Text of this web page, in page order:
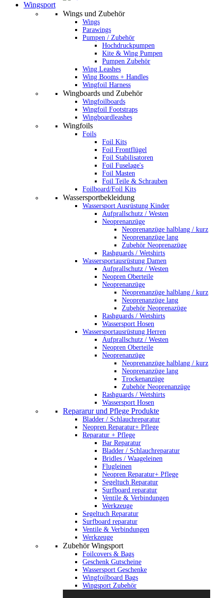
Wingsport
Wings und Zubehör
Wings
Parawings
Pumpen / Zubehör
Hochdruckpumpen
Kite & Wing Pumpen
Pumpen Zubehör
Wing Leashes
Wing Booms + Handles
Wingfoil Harness
Wingboards und Zubehör
Wingfoilboards
Wingfoil Footstraps
Wingboardleashes
Wingfoils
Foils
Foil Kits
Foil Frontflügel
Foil Stabilisatoren
Foil Fuselage's
Foil Masten
Foil Teile & Schrauben
Foilboard/Foil Kits
Wassersportbekleidung
Wassersport Ausrüstung Kinder
Aufprallschutz / Westen
Neoprenanzüge
Neoprenanzüge halblang / kurz
Neoprenanzüge lang
Zubehör Neoprenazüge
Rashguards / Wetshirts
Wassersportausrüstung Damen
Aufprallschutz / Westen
Neopren Oberteile
Neoprenanzüge
Neoprenanzüge halblang / kurz
Neoprenanzüge lang
Zubehör Neoprenazüge
Rashguards / Wetshirts
Wassersport Hosen
Wassersportausrüstung Herren
Aufprallschutz / Westen
Neopren Oberteile
Neoprenanzüge
Neoprenanzüge halblang / kurz
Neoprenanzüge lang
Trockenanzüge
Zubehör Neoprenanzüge
Rashguards / Wetshirts
Wassersport Hosen
Repararur und Pflege Produkte
Bladder / Schlauchreparatur
Neopren Reparatur+ Pflege
Reparatur + Pflege
Bar Reparatur
Bladder / Schlauchreparatur
Bridles / Waageleinen
Flugleinen
Neopren Reparatur+ Pflege
Segeltuch Reparatur
Surfboard reparatur
Ventile & Verbindungen
Werkzeuge
Segeltuch Reparatur
Surfboard reparatur
Ventile & Verbindungen
Werkzeuge
Zubehör Wingsport
Foilcovers & Bags
Geschenk Gutscheine
Wassersport Geschenke
Wingfoilboard Bags
Wingsport Zubehör